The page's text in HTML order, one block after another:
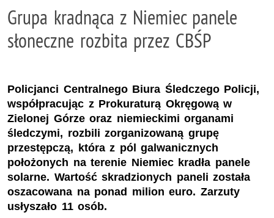
Grupa kradnąca z Niemiec panele
słoneczne rozbita przez CBŚP
Policjanci Centralnego Biura Śledczego Policji,
współpracując z Prokuraturą Okręgową w
Zielonej Górze oraz niemieckimi organami
śledczymi, rozbili zorganizowaną grupę
przestępczą, która z pól galwanicznych
położonych na terenie Niemiec kradła panele
solarne. Wartość skradzionych paneli została
oszacowana na ponad milion euro. Zarzuty
usłyszało 11 osób.